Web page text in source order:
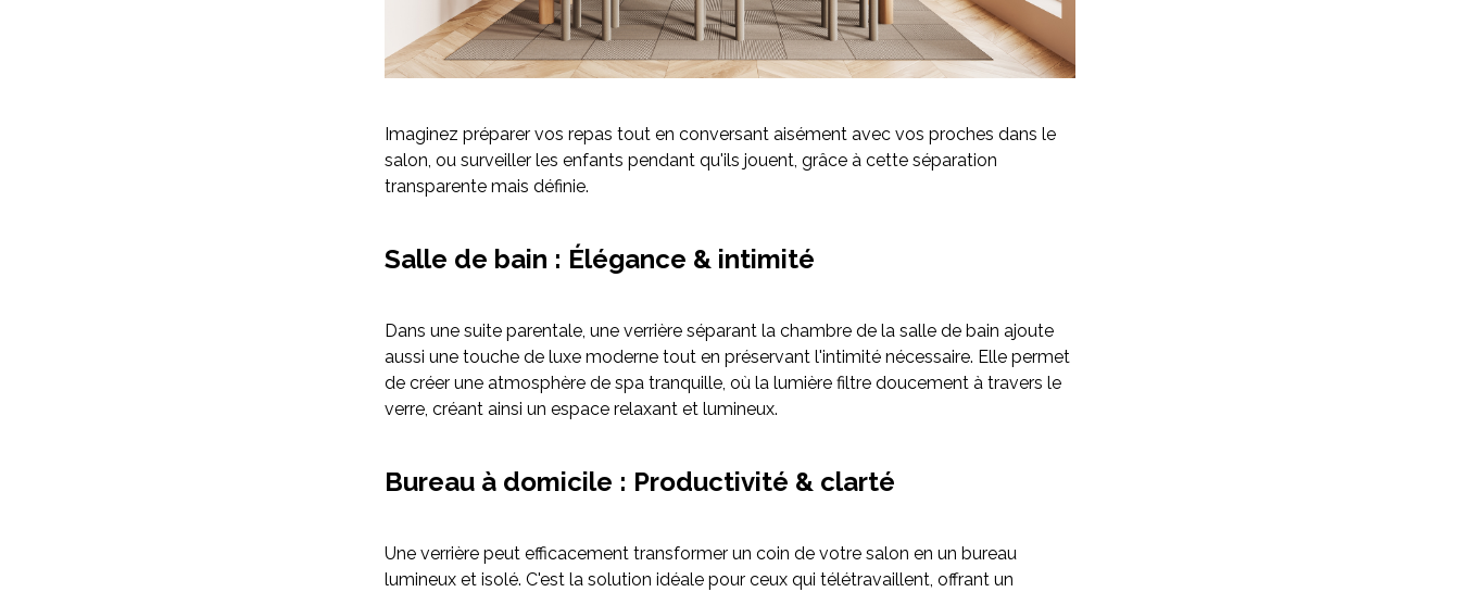
Imaginez préparer vos repas tout en conversant aisément avec vos proches dans le
salon, ou surveiller les enfants pendant qu'ils jouent, grâce à cette séparation
transparente mais définie.
Salle de bain : Élégance & intimité
Dans une suite parentale, une verrière séparant la chambre de la salle de bain ajoute
aussi une touche de luxe moderne tout en préservant l'intimité nécessaire. Elle permet
de créer une atmosphère de spa tranquille, où la lumière filtre doucement à travers le
verre, créant ainsi un espace relaxant et lumineux.
Bureau à domicile : Productivité & clarté
Une verrière peut efficacement transformer un coin de votre salon en un bureau
lumineux et isolé. C'est la solution idéale pour ceux qui télétravaillent, offrant un